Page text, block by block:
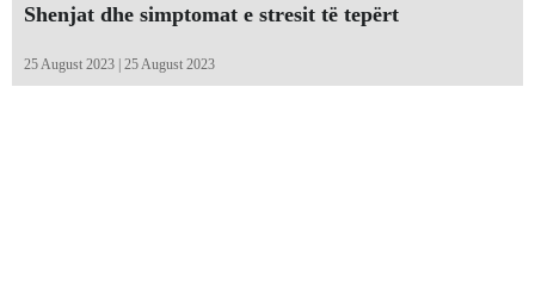
Shenjat dhe simptomat e stresit të tepërt
25 August 2023 | 25 August 2023